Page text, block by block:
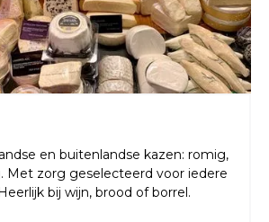
en buitenlandse kazen: romig,
Met zorg geselecteerd voor iedere
bij wijn, brood of borrel.